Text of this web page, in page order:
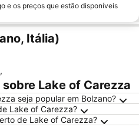
e os preços que estão disponíveis
Itália)
,
Lake of Carezza
seja popular em Bolzano?
Lake of Carezza?
de Lake of Carezza?